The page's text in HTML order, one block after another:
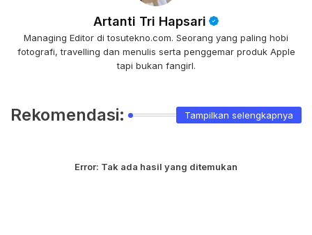
Artanti Tri Hapsari
Managing Editor di tosutekno.com. Seorang yang paling hobi
fotografi, travelling dan menulis serta penggemar produk Apple
tapi bukan fangirl.
Rekomendasi: Tampilkan selengkapnya
Error: Tak ada hasil yang ditemukan